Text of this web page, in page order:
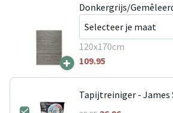
+
Donkergrijs/
120x170cm
109.95
Tapijtreiniger -